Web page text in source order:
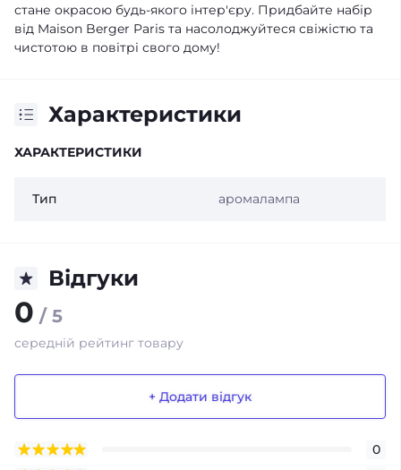
стане окрасою будь-якого інтер'єру. Придбайте набір
від Maison Berger Paris та насолоджуйтеся свіжістю та
чистотою в повітрі свого дому!
Характеристики
ХАРАКТЕРИСТИКИ
Тип аромалампа
Відгуки
0 / 5
середній рейтинг товару
+ Додати відгук
0